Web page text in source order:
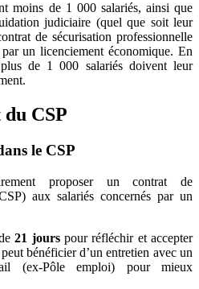
moins de 1 000 salariés, ainsi que
judiciaire (quel que soit leur
de sécurisation professionnelle
un licenciement économique. En
de 1 000 salariés doivent leur
CSP
le CSP
proposer un contrat de
aux salariés concernés par un
21 jours pour réfléchir et accepter
bénéficier d’un entretien avec un
(ex-Pôle emploi) pour mieux